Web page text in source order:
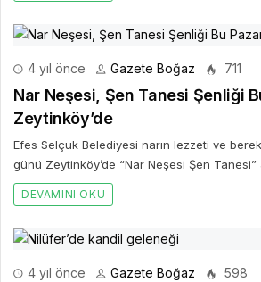
4 yıl önce Gazete Boğaz 711
Nar Neşesi, Şen Tanesi Şenliği
Zeytinköy’de
Efes Selçuk Belediyesi narın lezzeti ve
günü Zeytinköy’de “Nar Neşesi Şen Tanesi”
DEVAMINI OKU
4 yıl önce Gazete Boğaz 598